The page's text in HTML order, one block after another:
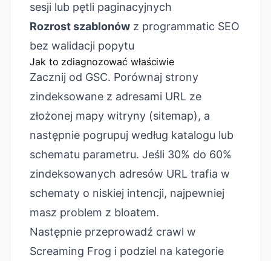
sesji lub pętli paginacyjnych
Rozrost szablonów z programmatic SEO
bez walidacji popytu
Jak to zdiagnozować właściwie
Zacznij od GSC. Porównaj strony
zindeksowane z adresami URL ze
złożonej mapy witryny (sitemap), a
następnie pogrupuj według katalogu lub
schematu parametru. Jeśli 30% do 60%
zindeksowanych adresów URL trafia w
schematy o niskiej intencji, najpewniej
masz problem z bloatem.
Następnie przeprowadź crawl w
Screaming Frog i podziel na kategorie